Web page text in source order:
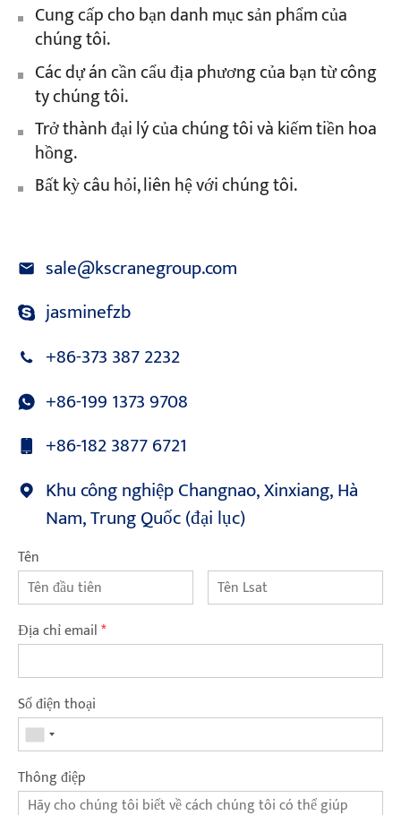
Cung cấp cho bạn danh mục sản phẩm của
chúng tôi.
Các dự án cần cẩu địa phương của bạn từ công
ty chúng tôi.
Trở thành đại lý của chúng tôi và kiếm tiền hoa
hồng.
Bất kỳ câu hỏi, liên hệ với chúng tôi.
sale@kscranegroup.com
jasminefzb
+86-373 387 2232
+86-199 1373 9708
+86-182 3877 6721
Khu công nghiệp Changnao, Xinxiang, Hà
Nam, Trung Quốc (đại lục)
Tên
Địa chỉ email*
Số điện thoại
Thông điệp